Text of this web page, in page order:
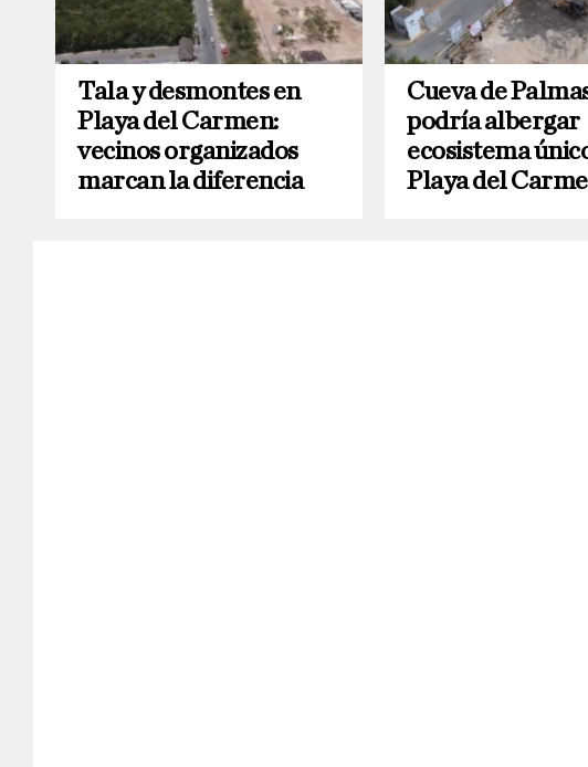
Tala y desmontes en
Playa del Carmen:
vecinos organizados
marcan la diferencia
Cueva de
podría albergar
ecosistema
Playa del